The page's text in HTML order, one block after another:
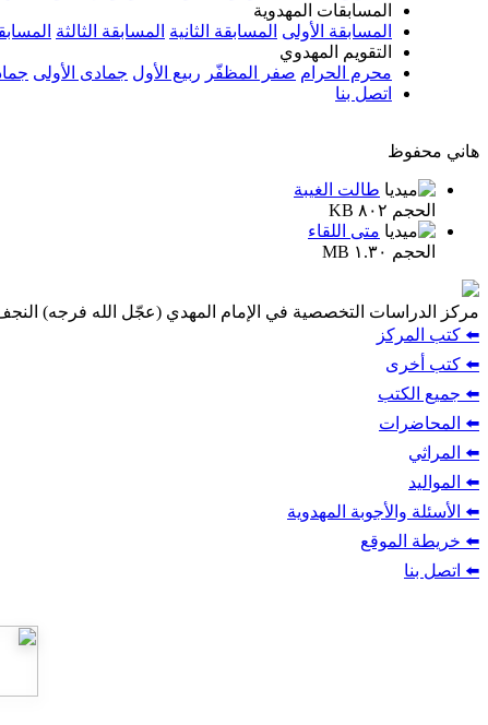
المسابقات المهدوية
المسابقة الأولى المسابقة الثانية المسابقة الثالثة
التقويم المهدوي
محرم الحرام صفر المظفّر ربيع الأول جمادى الأولى
اتصل بنا
هاني محفوظ
طالت الغيبة
الحجم ٨٠٢ KB
متى اللقاء
الحجم ١.٣٠ MB
مركز الدراسات التخصصية في الإمام المهدي (عجّل الله فرجه)
⬅️ كتب المركز
⬅️ كتب أخرى
⬅️ جميع الكتب
⬅️ المحاضرات
⬅️ المراثي
⬅️ المواليد
⬅️ الأسئلة والأجوبة المهدوية
⬅️ خريطة الموقع
⬅️ اتصل بنا